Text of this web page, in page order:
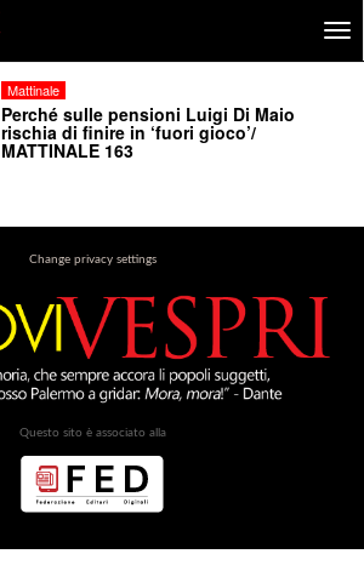
Mattinale
Perché sulle pensioni Luigi Di Maio
rischia di finire in ‘fuori gioco’/
MATTINALE 163
Change privacy settings
Questo sito è associato alla